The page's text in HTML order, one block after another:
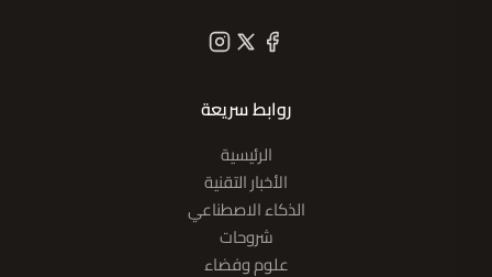
روابط سريعة
الرئيسية
الأخبار التقنية
الذكاء الاصطناعي
شروحات
علوم وفضاء